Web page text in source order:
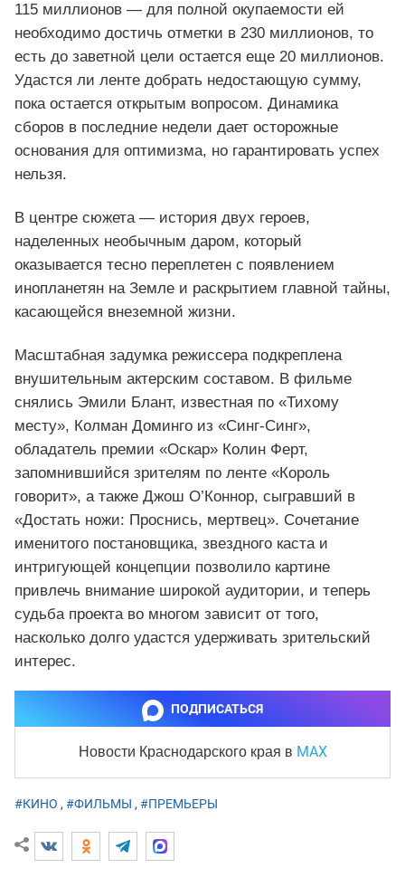
115 миллионов — для полной окупаемости ей
необходимо достичь отметки в 230 миллионов, то
есть до заветной цели остается еще 20 миллионов.
Удастся ли ленте добрать недостающую сумму,
пока остается открытым вопросом. Динамика
сборов в последние недели дает осторожные
основания для оптимизма, но гарантировать успех
нельзя.
В центре сюжета — история двух героев,
наделенных необычным даром, который
оказывается тесно переплетен с появлением
инопланетян на Земле и раскрытием главной тайны,
касающейся внеземной жизни.
Масштабная задумка режиссера подкреплена
внушительным актерским составом. В фильме
снялись Эмили Блант, известная по «Тихому
месту», Колман Доминго из «Синг‑Синг»,
обладатель премии «Оскар» Колин Ферт,
запомнившийся зрителям по ленте «Король
говорит», а также Джош О’Коннор, сыгравший в
«Достать ножи: Проснись, мертвец». Сочетание
именитого постановщика, звездного каста и
интригующей концепции позволило картине
привлечь внимание широкой аудитории, и теперь
судьба проекта во многом зависит от того,
насколько долго удастся удерживать зрительский
интерес.
ПОДПИСАТЬСЯ
Новости Краснодарского края в MAX
#КИНО , #ФИЛЬМЫ , #ПРЕМЬЕРЫ